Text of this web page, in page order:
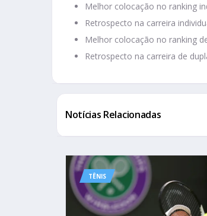
Melhor colocação no ranking
Retrospecto na carreira
Melhor colocação no ranking
Retrospecto na carreira de
Notícias Relacionadas
TÊNIS